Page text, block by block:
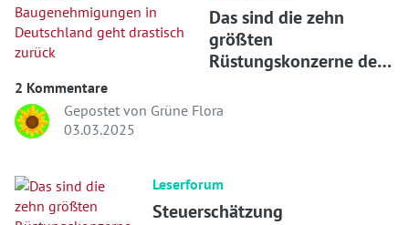
Das sind die zehn
größten
Rüstungskonzerne der
2 Kommentare
Gepostet von Grüne Flora
03.03.2025
Leserforum
Steuerschätzung